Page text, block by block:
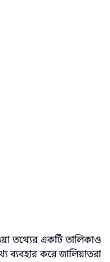
তথ্যের একটি তালিকাও
ব্যবহার করে জালিয়াতরা